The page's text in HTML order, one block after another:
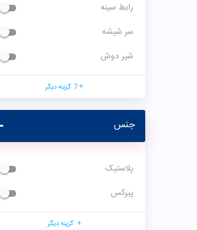
رابط سینه
سر شیشه
شیر دوش
7 گزینه دیگر
جنس
پلاستیک
پیرکس
گزینه دیگر